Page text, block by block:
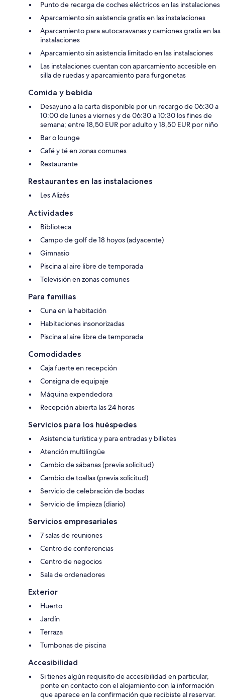
Punto de recarga de coches eléctricos en las instalaciones
Aparcamiento sin asistencia gratis en las instalaciones
Aparcamiento para autocaravanas y camiones gratis en las
instalaciones
Aparcamiento sin asistencia limitado en las instalaciones
Las instalaciones cuentan con aparcamiento accesible en
silla de ruedas y aparcamiento para furgonetas
Comida y bebida
Desayuno a la carta disponible por un recargo de 06:30 a
10:00 de lunes a viernes y de 06:30 a 10:30 los fines de
semana; entre 18,50 EUR por adulto y 18,50 EUR por niño
Bar o lounge
Café y té en zonas comunes
Restaurante
Restaurantes en las instalaciones
Les Alizés
Actividades
Biblioteca
Campo de golf de 18 hoyos (adyacente)
Gimnasio
Piscina al aire libre de temporada
Televisión en zonas comunes
Para familias
Cuna en la habitación
Habitaciones insonorizadas
Piscina al aire libre de temporada
Comodidades
Caja fuerte en recepción
Consigna de equipaje
Máquina expendedora
Recepción abierta las 24 horas
Servicios para los huéspedes
Asistencia turística y para entradas y billetes
Atención multilingüe
Cambio de sábanas (previa solicitud)
Cambio de toallas (previa solicitud)
Servicio de celebración de bodas
Servicio de limpieza (diario)
Servicios empresariales
7 salas de reuniones
Centro de conferencias
Centro de negocios
Sala de ordenadores
Exterior
Huerto
Jardín
Terraza
Tumbonas de piscina
Accesibilidad
Si tienes algún requisito de accesibilidad en particular,
ponte en contacto con el alojamiento con la información
que aparece en la confirmación que recibiste al reservar.